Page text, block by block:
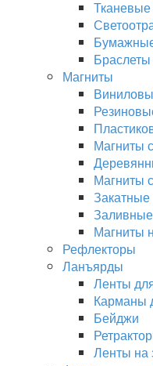
Браслеты
Магниты
Магниты
Магниты
Магниты
Рефлекторы
Ланъярды
Ленты
Карманы
Бейджи
Ленты на